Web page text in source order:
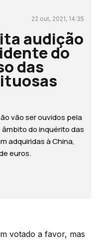
22 out, 2021, 14:35
audição
do
das
vão ser ouvidos pela
do inquérito das
adquiridas à China,
euros.
votado a favor, mas